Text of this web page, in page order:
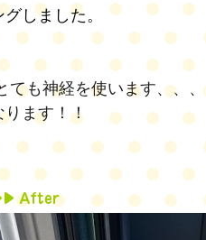
しました。
ても神経を使います、、、
ます！！